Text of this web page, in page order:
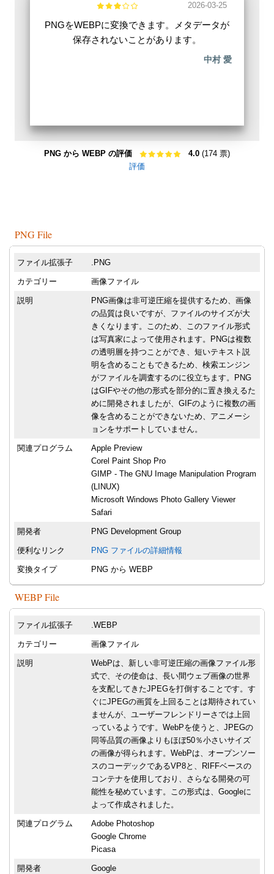
2026-03-25
PNGをWEBPに変換できます。メタデータが
保存されないことがあります。
中村 愛
PNG から WEBP の評価 4.0 (174 票)
評価
PNG File
ファイル拡張子 .PNG
カテゴリー 画像ファイル
説明
PNG画像は非可逆圧縮を提供するため、画像
の品質は良いですが、ファイルのサイズが大
きくなります。このため、このファイル形式
は写真家によって使用されます。PNGは複数
の透明層を持つことができ、短いテキスト説
明を含めることもできるため、検索エンジン
がファイルを調査するのに役立ちます。PNG
はGIFやその他の形式を部分的に置き換えるた
めに開発されましたが、GIFのように複数の画
像を含めることができないため、アニメーシ
ョンをサポートしていません。
関連プログラム
Apple Preview
Corel Paint Shop Pro
GIMP - The GNU Image Manipulation Program
(LINUX)
Microsoft Windows Photo Gallery Viewer
Safari
開発者 PNG Development Group
便利なリンク PNG ファイルの詳細情報
変換タイプ PNG から WEBP
WEBP File
ファイル拡張子 .WEBP
カテゴリー 画像ファイル
説明
WebPは、新しい非可逆圧縮の画像ファイル形
式で、その使命は、長い間ウェブ画像の世界
を支配してきたJPEGを打倒することです。す
ぐにJPEGの画質を上回ることは期待されてい
ませんが、ユーザーフレンドリーさでは上回
っているようです。WebPを使うと、JPEGの
同等品質の画像よりもほぼ50％小さいサイズ
の画像が得られます。WebPは、オープンソー
スのコーデックであるVP8と、RIFFベースの
コンテナを使用しており、さらなる開発の可
能性を秘めています。この形式は、Googleに
よって作成されました。
関連プログラム
Adobe Photoshop
Google Chrome
Picasa
開発者 Google